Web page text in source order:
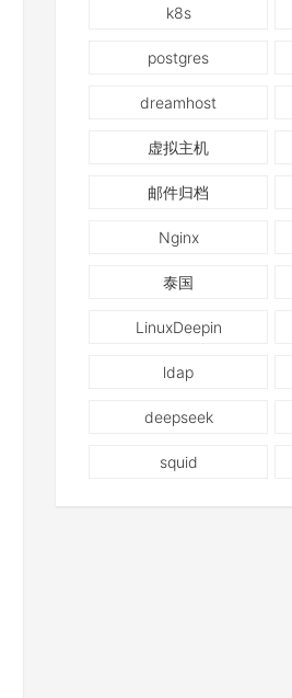
k8s
postgres
dreamhost
虚拟主机
邮件归档
Nginx
泰国
LinuxDeepin
ldap
deepseek
squid